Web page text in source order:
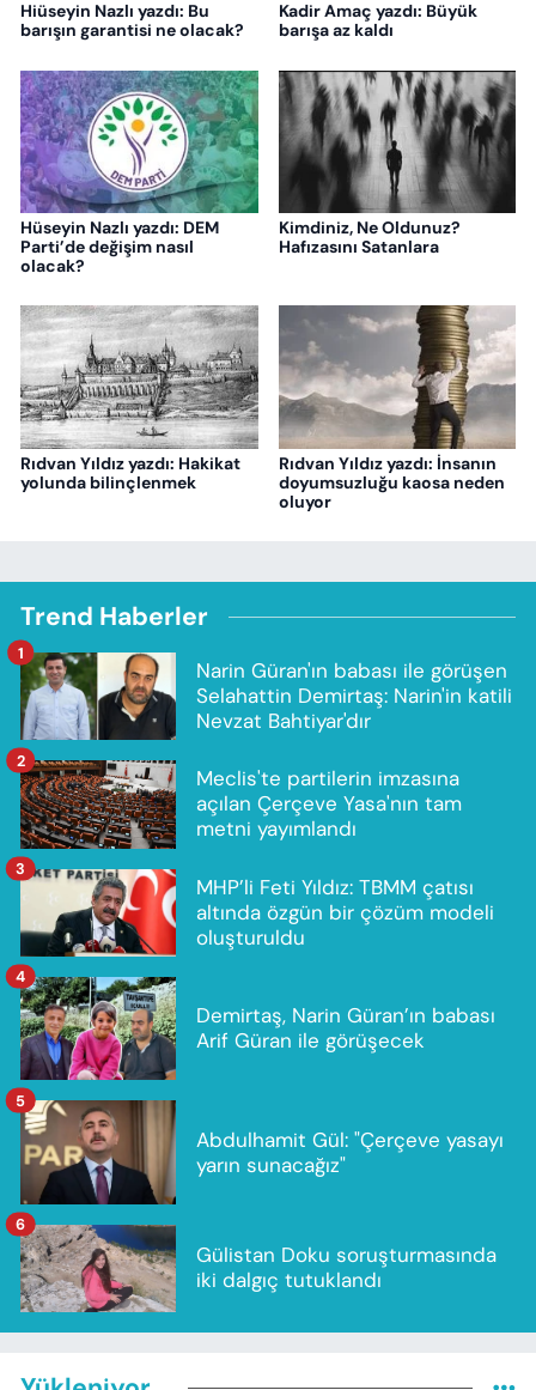
Hiüseyin Nazlı yazdı: Bu
barışın garantisi ne olacak?
Kadir Amaç yazdı: Büyük
barışa az kaldı
Hüseyin Nazlı yazdı: DEM
Parti’de değişim nasıl
olacak?
Kimdiniz, Ne Oldunuz?
Hafızasını Satanlara
Rıdvan Yıldız yazdı: Hakikat
yolunda bilinçlenmek
Rıdvan Yıldız yazdı: İnsanın
doyumsuzluğu kaosa neden
oluyor
Trend Haberler
Narin Güran'ın babası ile görüşen
Selahattin Demirtaş: Narin'in katili
Nevzat Bahtiyar'dır
1
Meclis'te partilerin imzasına
açılan Çerçeve Yasa'nın tam
metni yayımlandı
2
MHP’li Feti Yıldız: TBMM çatısı
altında özgün bir çözüm modeli
oluşturuldu
3
Demirtaş, Narin Güran’ın babası
Arif Güran ile görüşecek
4
Abdulhamit Gül: "Çerçeve yasayı
yarın sunacağız"
5
Gülistan Doku soruşturmasında
iki dalgıç tutuklandı
6